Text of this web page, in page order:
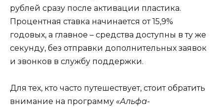
рублей сразу после активации пластика.
Процентная ставка начинается от 15,9%
годовых, а главное – средства доступны в ту же
секунду, без отправки дополнительных заявок
и звонков в службу поддержки.
Для тех, кто часто путешествует, стоит обратить
внимание на программу «Альфа-